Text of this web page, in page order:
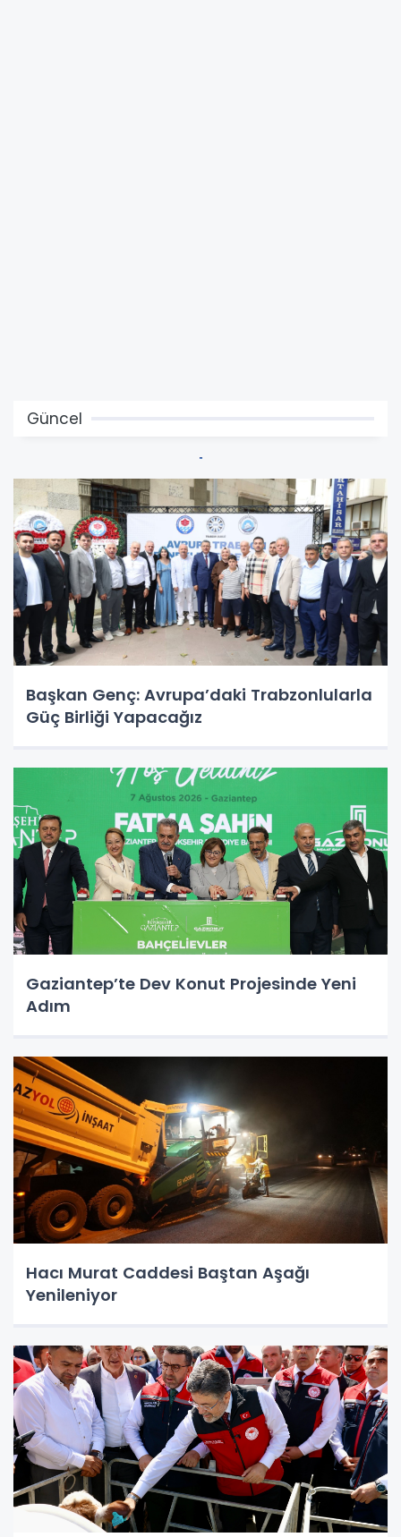
Güncel
Başkan Genç: Avrupa’daki Trabzonlularla
Güç Birliği Yapacağız
Gaziantep’te Dev Konut Projesinde Yeni
Adım
Hacı Murat Caddesi Baştan Aşağı
Yenileniyor